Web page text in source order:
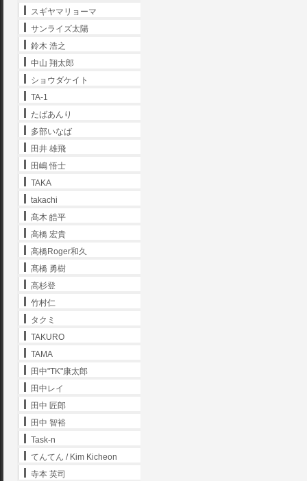
スギヤマリョーマ
サンライズ太陽
鈴木 浩之
中山 翔太郎
ショウダケイト
TA-1
たばあんり
多部いなば
田井 雄飛
田嶋 悟士
TAKA
takachi
髙木 皓平
高橋 宏貴
高橋Roger和久
髙橋 勇樹
高杉登
竹村仁
タクミ
TAKURO
TAMA
田中"TK"康太郎
田中レイ
田中 匠郎
田中 智裕
Task-n
てんてん / Kim Kicheon
寺本 英司